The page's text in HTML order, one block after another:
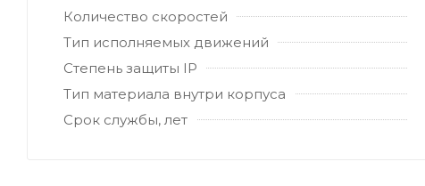
Количество скоростей
Тип исполняемых движений
Степень защиты IP
Тип материала внутри корпуса
Срок службы, лет